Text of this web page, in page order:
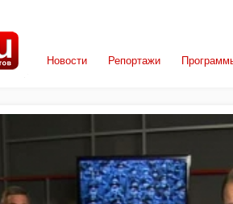
Новости Репортажи